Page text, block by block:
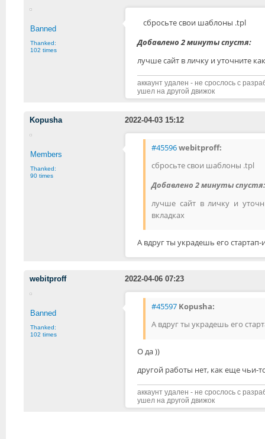
Banned
Thanked:
102 times
сбросьте свои шаблоны .tpl
Добавлено 2 минуты спустя:
лучше сайт в личку и уточните
аккаунт удален - не срослось с
ушел на другой движок
Kopusha 2022-04-03 15:12
Members
Thanked:
90 times
#45596webitproff:
сбросьте свои шаблоны .tpl
Добавлено 2 минуты спустя:
лучше сайт в личку и
вкладках
А вдруг ты украдешь его
webitproff 2022-04-06 07:23
Banned
Thanked:
102 times
#45597 Kopusha:
А вдруг ты украдешь его
О да ))
другой работы нет, как еще чьи-
аккаунт удален - не срослось с
ушел на другой движок